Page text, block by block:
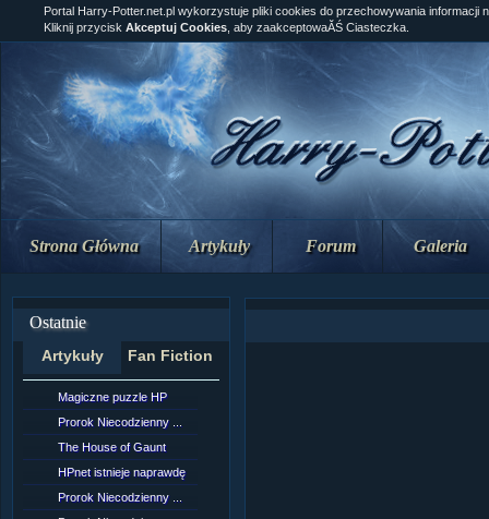
Strona Główna Artykuły Forum Galeria
Ostatnie
Artykuły Fan Fiction
Magiczne puzzle HP
Prorok Niecodzienny ...
The House of Gaunt
HPnet istnieje naprawdę
Prorok Niecodzienny ...
Portal Harry-Potter.net.pl wykorzystuje pliki cookies do przechowywania informacji
Kliknij przycisk Akceptuj Cookies , aby zaakceptowaĂŚ Ciasteczka.